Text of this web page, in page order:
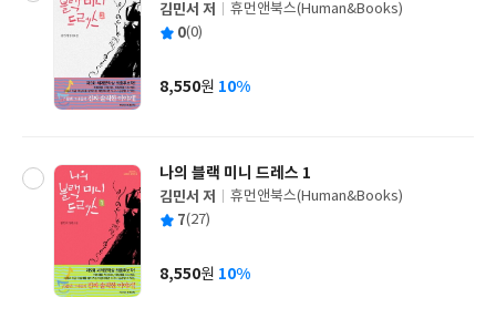
글
쓴
김민서 저
출
사
휴먼앤북스(Human&Books)
평 0(0)
가
8,550원 10%
나의 블랙 미니 드레스 1
글
쓴
김민서 저
출
사
휴먼앤북스(Human&Books)
평 7(27)
가
8,550원 10%